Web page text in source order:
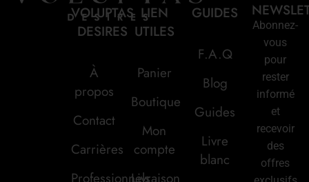
VOLUPTAS
DESIRES
À
propos
Contact
Carrières
LIEN
UTILES
Panier
Boutique
Mon
compte
GUIDES
F.A.Q
Blog
Guides
Livre
blanc
Abonnez-
vous
pour
rester
informé
et
recevoir
des
offres